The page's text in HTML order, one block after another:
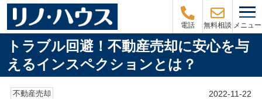
電話 無料相談 メニュー
トラブル回避！不動産売却に安心を与
えるインスペクションとは？
不動産売却 2022-11-22